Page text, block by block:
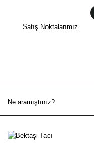
Satış Noktalarımız